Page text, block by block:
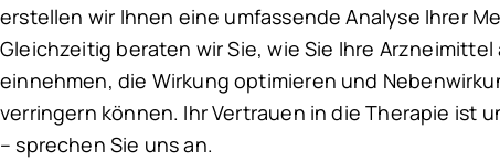
erstellen wir Ihnen eine umfassende Analyse Ihrer
Gleichzeitig beraten wir Sie, wie Sie Ihre Arzneimittel
einnehmen, die Wirkung optimieren und
verringern können. Ihr Vertrauen in die Therapie ist
– sprechen Sie uns an.